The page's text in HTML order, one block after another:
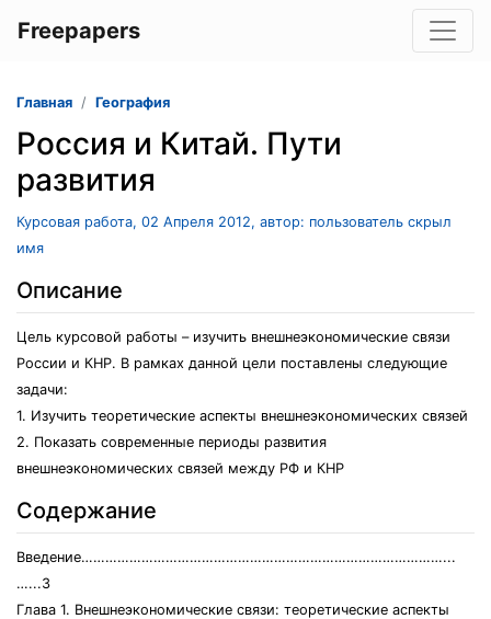
Freepapers
Главная География
Россия и Китай. Пути
развития
Курсовая работа, 02 Апреля 2012, автор: пользователь скрыл
имя
Описание
Цель курсовой работы – изучить внешнеэкономические связи
России и КНР. В рамках данной цели поставлены следующие
задачи:
1. Изучить теоретические аспекты внешнеэкономических связей
2. Показать современные периоды развития
внешнеэкономических связей между РФ и КНР
Содержание
Введение………………………………………………………………………………...
…...3
Глава 1. Внешнеэкономические связи: теоретические аспекты